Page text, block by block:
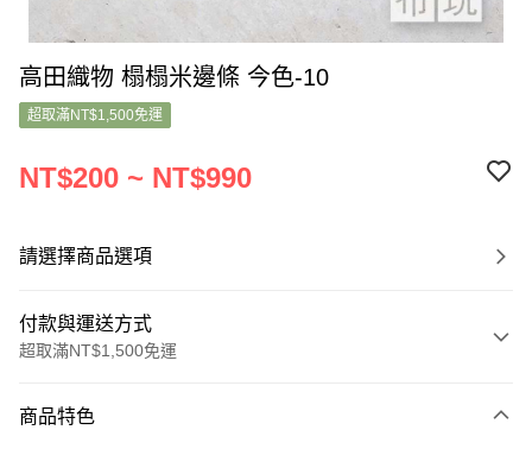
高田織物 榻榻米邊條 今色-10
超取滿NT$1,500免運
NT$200 ~ NT$990
請選擇商品選項
付款與運送方式
超取滿NT$1,500免運
信用卡一次付款
商品特色